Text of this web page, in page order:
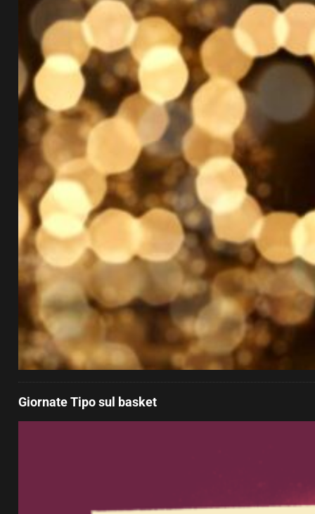
Giornate Tipo sul basket